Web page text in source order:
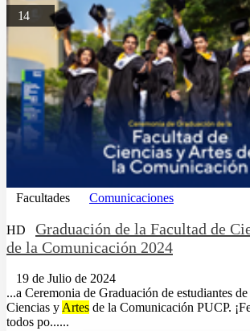
14
Facultades Comunicaciones
HD Graduación de la Facultad de
de la Comunicación 2024
19 de Julio de 2024
...a Ceremonia de Graduación de estudiantes
Ciencias y Artes de la Comunicación PUCP.
todos po......